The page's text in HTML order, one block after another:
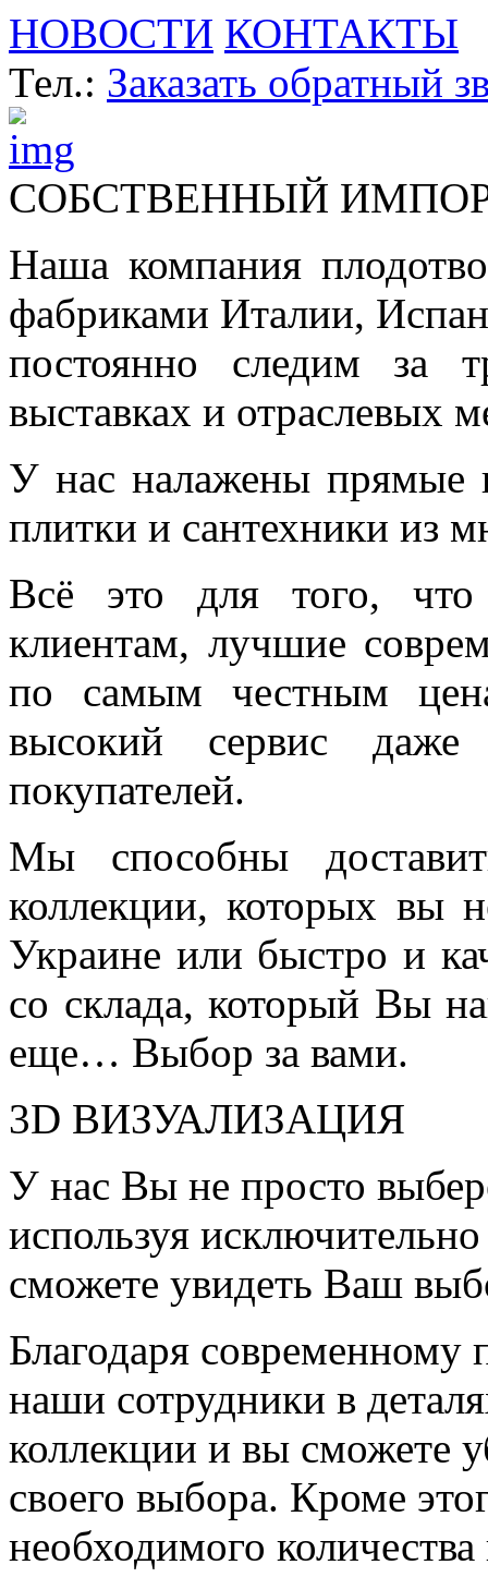
НОВОСТИ КОНТАКТЫ
Тел.: Заказать обратный
СОБСТВЕННЫЙ
Наша компания
фабриками Италии,
постоянно следим за
выставках и отраслевых
У нас налажены прямые
плитки и сантехники из
Всё это для того,
клиентам, лучшие
по самым честным
высокий сервис даже
покупателей.
Мы способны
коллекции, которых вы
Украине или быстро и
со склада, который Вы
еще… Выбор за вами.
3D ВИЗУАЛИЗАЦИЯ
У нас Вы не просто
используя
сможете увидеть Ваш
Благодаря
наши сотрудники в
коллекции и вы сможете
своего выбора. Кроме
необходимого